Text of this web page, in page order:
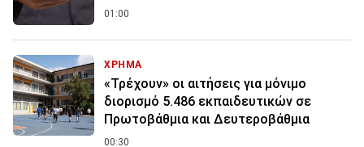
01:00
ΧΡΗΜΑ
«Τρέχουν» οι αιτήσεις για μόνιμο
διορισμό 5.486 εκπαιδευτικών σε
Πρωτοβάθμια και Δευτεροβάθμια
00:30